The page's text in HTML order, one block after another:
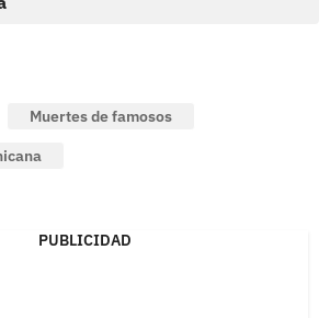
Muertes de famosos
PUBLICIDAD